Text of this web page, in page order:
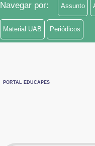
Navegar por: Assunto
Material UAB Periódicos
PORTAL EDUCAPES